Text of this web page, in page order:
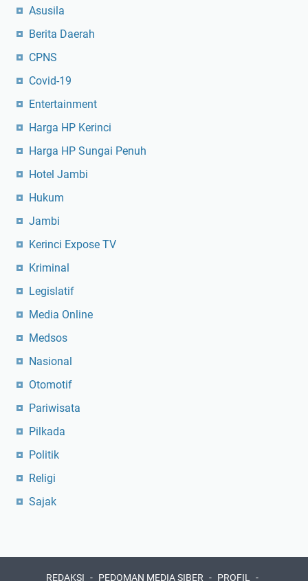
Asusila
Berita Daerah
CPNS
Covid-19
Entertainment
Harga HP Kerinci
Harga HP Sungai Penuh
Hotel Jambi
Hukum
Jambi
Kerinci Expose TV
Kriminal
Legislatif
Media Online
Medsos
Nasional
Otomotif
Pariwisata
Pilkada
Politik
Religi
Sajak
REDAKSI PEDOMAN MEDIA SIBER PROFIL